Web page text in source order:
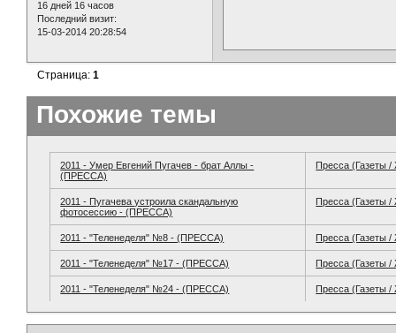
16 дней 16 часов
Последний визит:
15-03-2014 20:28:54
Страница:1
Похожие темы
2011 - Умер Евгений Пугачев - брат Аллы -
(ПРЕССА)
Пресса (Газеты
2011 - Пугачева устроила скандальную
фотосессию - (ПРЕССА)
Пресса (Газеты
2011 - "Теленеделя" №8 - (ПРЕССА) Пресса (Газеты
2011 - "Теленеделя" №17 - (ПРЕССА) Пресса (Газеты
2011 - "Теленеделя" №24 - (ПРЕССА) Пресса (Газеты